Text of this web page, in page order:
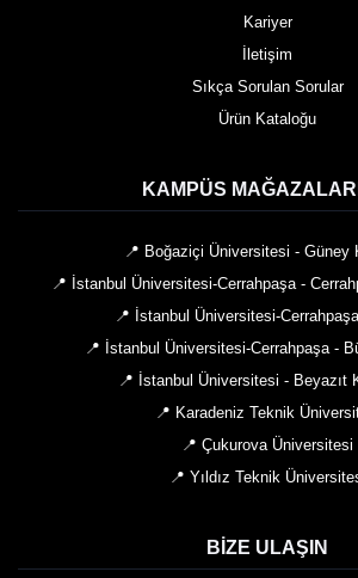
Kariyer
İletişim
Sıkça Sorulan Sorular
Ürün Kataloğu
KAMPÜS
📍 Boğaziçi Üniversitesi - Güney
📍 İstanbul Üniversitesi-Cerrahpaşa -
📍 İstanbul Üniversitesi-
📍 İstanbul Üniversitesi-Cerrahpaşa -
📍 İstanbul Üniversitesi - Beyazıt
📍 Karadeniz Teknik
📍 Çukurova Üniversitesi
📍 Yıldız Teknik
BIZE ULAŞIN